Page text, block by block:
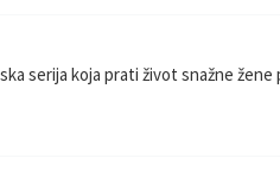
serija koja prati život snažne